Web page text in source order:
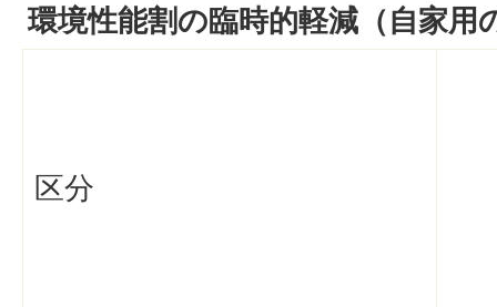
環境性能割の臨時的軽減（自家用
区分